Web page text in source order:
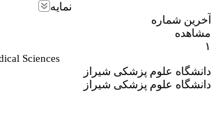
نمایه
آخرین شماره
مشاهده
۱
Sciences
دانشگاه علوم پزشکی شیراز
دانشگاه علوم پزشکی شیراز